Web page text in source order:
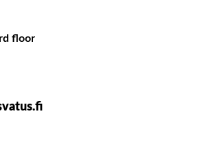
floor